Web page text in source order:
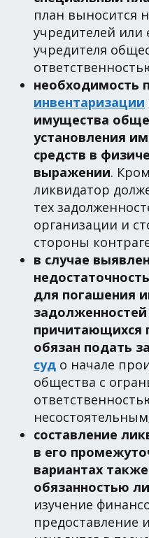
план выносится
учредителей или
учредителя
необходимость
инвентаризации
имущества
установления
средств в
выражении.
ликвидатор
тех
организации и
стороны
в случае
для погашения
задолженностей
причитающихся
обязан подать
суд о начале
общества с
составление
в его
вариантах
обязанностью
изучение
предоставление